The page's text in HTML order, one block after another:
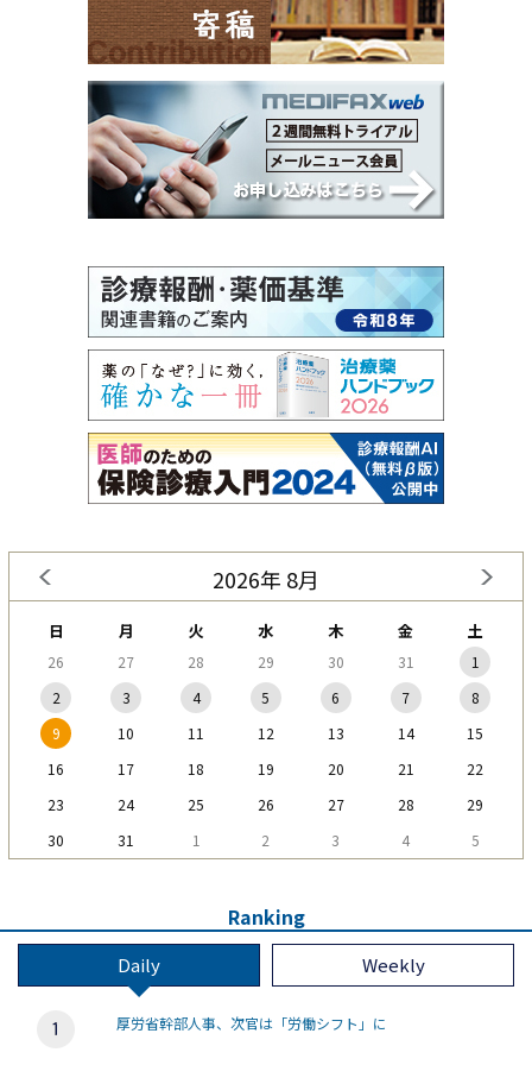
2026年 8月
日 月 火 水 木 金 土
26 27 28 29 30 31
1
2
3 4 5 6 7
8
9
10 11 12 13 14
15
16
17 18 19 20 21
22
23
24 25 26 27 28
29
30
31 1 2 3 4 5
Ranking
Daily Weekly
厚労省幹部人事、次官は「労働シフト」に